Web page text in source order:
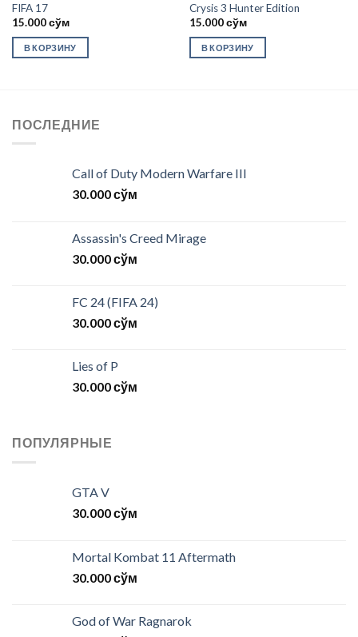
FIFA 17
15.000сўм
В КОРЗИНУ
Crysis 3 Hunter Edition
15.000сўм
В КОРЗИНУ
ПОСЛЕДНИЕ
Call of Duty Modern Warfare III
30.000сўм
Assassin's Creed Mirage
30.000сўм
FC 24 (FIFA 24)
30.000сўм
Lies of P
30.000сўм
ПОПУЛЯРНЫЕ
GTA V
30.000сўм
Mortal Kombat 11 Aftermath
30.000сўм
God of War Ragnarok